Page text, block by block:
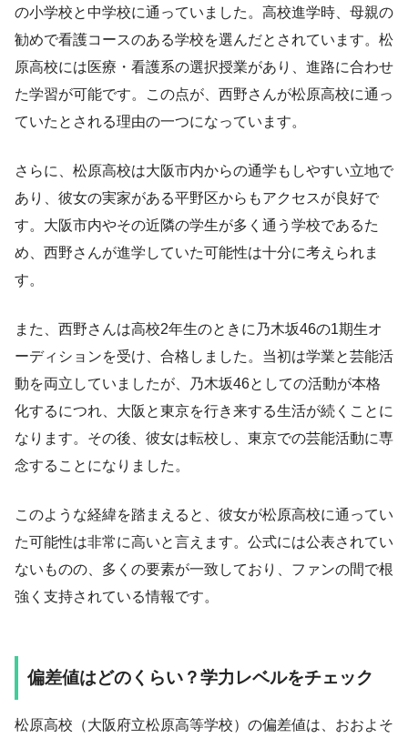
の小学校と中学校に通っていました。高校進学時、母親の
勧めで看護コースのある学校を選んだとされています。松
原高校には医療・看護系の選択授業があり、進路に合わせ
た学習が可能です。この点が、西野さんが松原高校に通っ
ていたとされる理由の一つになっています。
さらに、松原高校は大阪市内からの通学もしやすい立地で
あり、彼女の実家がある平野区からもアクセスが良好で
す。大阪市内やその近隣の学生が多く通う学校であるた
め、西野さんが進学していた可能性は十分に考えられま
す。
また、西野さんは高校2年生のときに乃木坂46の1期生オ
ーディションを受け、合格しました。当初は学業と芸能活
動を両立していましたが、乃木坂46としての活動が本格
化するにつれ、大阪と東京を行き来する生活が続くことに
なります。その後、彼女は転校し、東京での芸能活動に専
念することになりました。
このような経緯を踏まえると、彼女が松原高校に通ってい
た可能性は非常に高いと言えます。公式には公表されてい
ないものの、多くの要素が一致しており、ファンの間で根
強く支持されている情報です。
偏差値はどのくらい？学力レベルをチェック
松原高校（大阪府立松原高等学校）の偏差値は、おおよそ